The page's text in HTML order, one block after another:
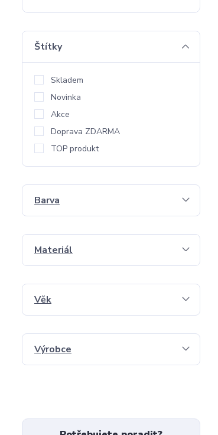
Štítky
Skladem
Novinka
Akce
Doprava ZDARMA
TOP produkt
Barva
Materiál
Věk
Výrobce